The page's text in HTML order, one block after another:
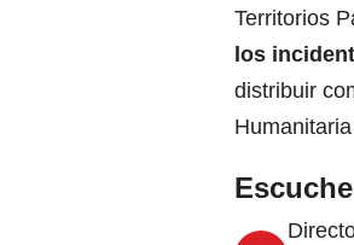
Territorios
los
distribuir